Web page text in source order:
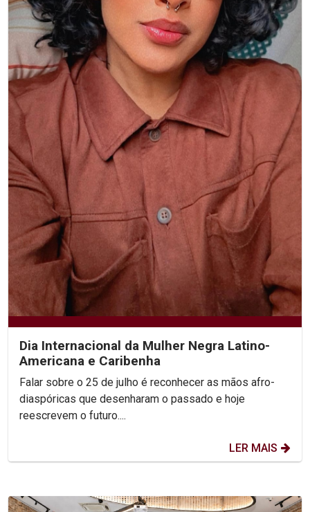
Dia Internacional da Mulher Negra Latino-
Americana e Caribenha
Falar sobre o 25 de julho é reconhecer as mãos afro-
diaspóricas que desenharam o passado e hoje
reescrevem o futuro....
LER MAIS